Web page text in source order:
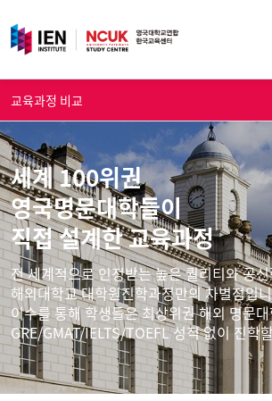
세계 100위권
영국명문대학들이
직접 설계한 교육과정
전 세계적으로 인정받는 높은 퀄리티와 공
해외대학교 대학원진학과정만의 차별점입
이수를 통해 학생들은 최상위권 해외 명문
GRE/GMAT/IELTS/TOEFL 성적 없이 진학
교육과정 비교